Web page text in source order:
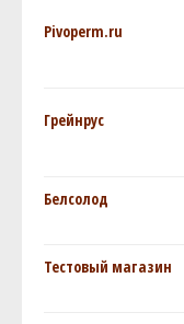
Pivoperm.ru
Грейнрус
Белсолод
Тестовый магазин